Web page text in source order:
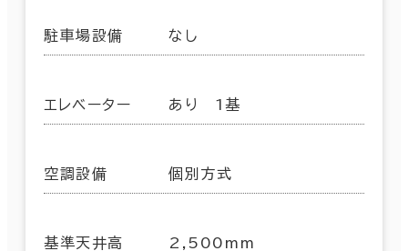
駐車場設備 なし
エレベーター あり 1基
空調設備 個別方式
基準天井高 2,500mm